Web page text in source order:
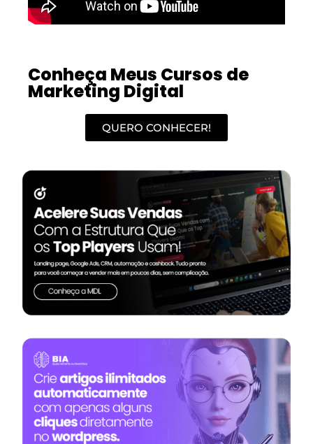
Conheça Meus Cursos de
Marketing Digital
QUERO CONHECER!